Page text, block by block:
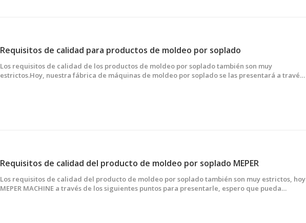
Requisitos de calidad para productos de moldeo por soplado
Los requisitos de calidad de los productos de moldeo por soplado también son muy
estrictos.Hoy, nuestra fábrica de máquinas de moldeo por soplado se las presentará a través
Requisitos de calidad del producto de moldeo por soplado MEPER
Los requisitos de calidad del producto de moldeo por soplado también son muy estrictos, hoy
MEPER MACHINE a través de los siguientes puntos para presentarle, espero que pueda